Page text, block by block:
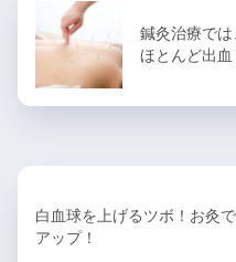
鍼灸治療では
ほとんど出血
白血球を上げるツボ！お灸
アップ！